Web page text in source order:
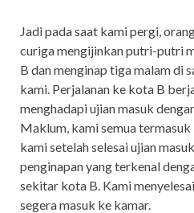
Jadi pada saat kami pergi,
curiga mengijinkan putri-putri
B dan menginap tiga malam di
kami. Perjalanan ke kota B
menghadapi ujian masuk
Maklum, kami semua
kami setelah selesai ujian
penginapan yang terkenal
sekitar kota B. Kami
segera masuk ke kamar.